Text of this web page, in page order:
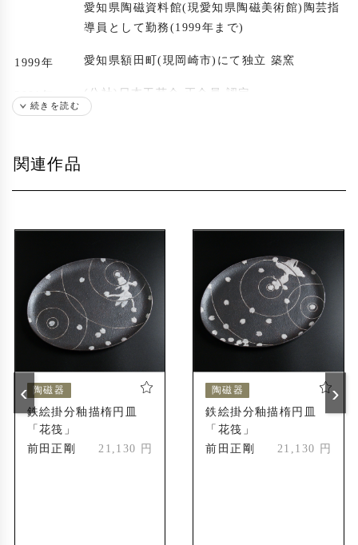
愛知県陶磁資料館(現愛知県陶磁美術館)陶芸指
導員として勤務(1999年まで)
1999年 愛知県額田町(現岡崎市)にて独立 築窯
2001年 (公社)日本工芸会 正会員 認定
愛知県立芸術大学 陶磁専攻 非常勤講師
出展歴
フィラデルフィア美術博物館 『鉄絵掛分釉彩
高麗天南星紋八方陶匣』収蔵
2011年
『FIVE by EIGHT : New Ceramic Art from Ja
pan展』フィラデルフィア美術博物館
フィラデルフィア美術博物館 『鉄絵掛分釉彩
秋桜紋大皿』収蔵
2021年
『東海伝統工芸の今〜第51回東海伝統工芸展よ
り〜』愛知県陶磁美術館
『愛知の工芸2021』古川美術館
続きを読む
関連作品
陶磁器
鉄絵掛分釉描楕円皿
「花筏」
前田正剛
21,130 円
陶磁器
鉄絵掛分釉描楕円皿
「花筏」
前田正剛
21,130 円
‹ ›